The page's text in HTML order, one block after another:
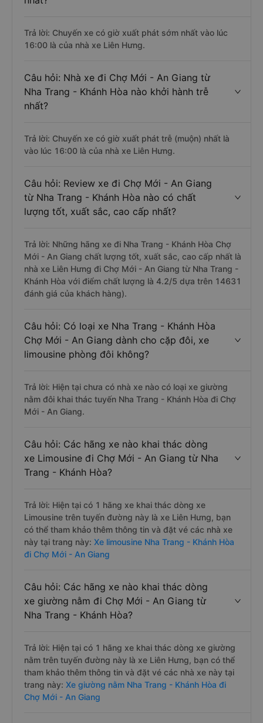
Trả lời: Chuyến xe có giờ xuất phát sớm nhất vào lúc
16:00 là của nhà xe Liên Hưng.
Câu hỏi: Nhà xe đi Chợ Mới - An Giang từ
Nha Trang - Khánh Hòa nào khởi hành trễ
nhất?
Trả lời: Chuyến xe có giờ xuất phát trễ (muộn) nhất là
vào lúc 16:00 là của nhà xe Liên Hưng.
Câu hỏi: Review xe đi Chợ Mới - An Giang
từ Nha Trang - Khánh Hòa nào có chất
lượng tốt, xuất sắc, cao cấp nhất?
Trả lời: Những hãng xe đi Nha Trang - Khánh Hòa Chợ
Mới - An Giang chất lượng tốt, xuất sắc, cao cấp nhất là
nhà xe Liên Hưng đi Chợ Mới - An Giang từ Nha Trang -
Khánh Hòa với điểm chất lượng là 4.2/5 dựa trên 14631
đánh giá của khách hàng).
Câu hỏi: Có loại xe Nha Trang - Khánh Hòa
Chợ Mới - An Giang dành cho cặp đôi, xe
limousine phòng đôi không?
Trả lời: Hiện tại chưa có nhà xe nào có loại xe giường
nằm đôi khai thác tuyến Nha Trang - Khánh Hòa đi Chợ
Mới - An Giang.
Câu hỏi: Các hãng xe nào khai thác dòng
xe Limousine đi Chợ Mới - An Giang từ Nha
Trang - Khánh Hòa?
Trả lời: Hiện tại có 1 hãng xe khai thác dòng xe
Limousine trên tuyến đường này là xe Liên Hưng, bạn
có thể tham khảo thêm thông tin và đặt vé các nhà xe
này tại trang này: Xe limousine Nha Trang - Khánh Hòa
đi Chợ Mới - An Giang
Câu hỏi: Các hãng xe nào khai thác dòng
xe giường nằm đi Chợ Mới - An Giang từ
Nha Trang - Khánh Hòa?
Trả lời: Hiện tại có 1 hãng xe khai thác dòng xe giường
nằm trên tuyến đường này là xe Liên Hưng, bạn có thể
tham khảo thêm thông tin và đặt vé các nhà xe này tại
trang này: Xe giường nằm Nha Trang - Khánh Hòa đi
Chợ Mới - An Giang